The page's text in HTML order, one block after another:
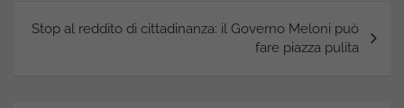
Stop al reddito di cittadinanza: il Governo Meloni può
fare piazza pulita